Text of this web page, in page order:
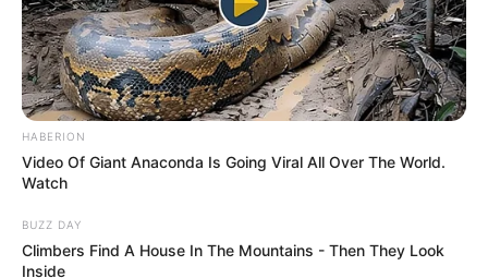
HABERION
Video Of Giant Anaconda Is Going Viral All Over The World.
Watch
BUZZ DAY
Climbers Find A House In The Mountains - Then They Look
Inside